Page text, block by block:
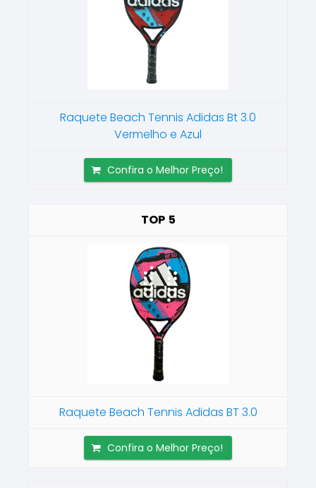
Raquete Beach Tennis Adidas Bt 3.0
Vermelho e Azul
Confira o Melhor Preço!
5
Raquete Beach Tennis Adidas BT 3.0
Confira o Melhor Preço!